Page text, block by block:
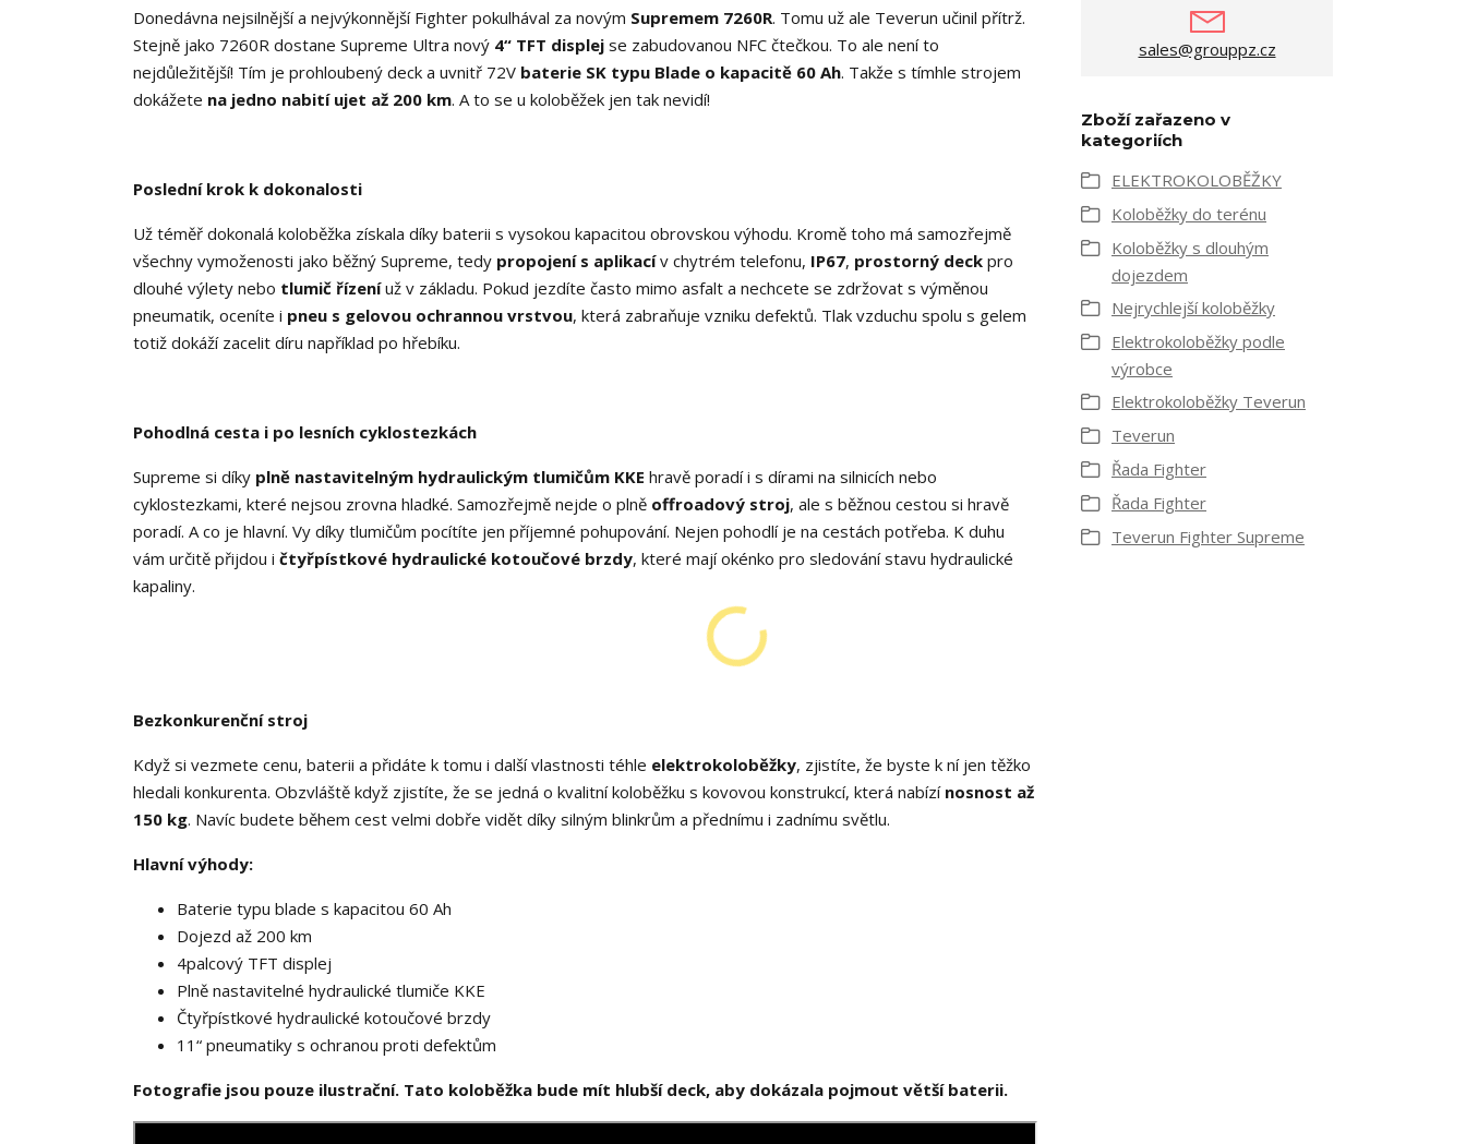
Donedávna nejsilnější a nejvýkonnější Fighter pokulhával za novým Supremem 7260R. Tomu už ale Teverun učinil přítrž.
Stejně jako 7260R dostane Supreme Ultra nový 4“ TFT displej se zabudovanou NFC čtečkou. To ale není to
nejdůležitější! Tím je prohloubený deck a uvnitř 72V baterie SK typu Blade o kapacitě 60 Ah. Takže s tímhle strojem
dokážete na jedno nabití ujet až 200 km. A to se u koloběžek jen tak nevidí!
Poslední krok k dokonalosti
Už téměř dokonalá koloběžka získala díky baterii s vysokou kapacitou obrovskou výhodu. Kromě toho má samozřejmě
všechny vymoženosti jako běžný Supreme, tedy propojení s aplikacív chytrém telefonu, IP67, prostorný deck pro
dlouhé výlety nebo tlumič řízeníuž v základu. Pokud jezdíte často mimo asfalt a nechcete se zdržovat s výměnou
pneumatik, oceníte i pneu s gelovou ochrannou vrstvou, která zabraňuje vzniku defektů. Tlak vzduchu spolu s gelem
totiž dokáží zacelit díru například po hřebíku.
Pohodlná cesta i po lesních cyklostezkách
Supreme si díky plně nastavitelným hydraulickým tlumičům KKE hravě poradí i s dírami na silnicích nebo
cyklostezkami, které nejsou zrovna hladké. Samozřejmě nejde o plně offroadový stroj, ale s běžnou cestou si hravě
poradí. A co je hlavní. Vy díky tlumičům pocítíte jen příjemné pohupování. Nejen pohodlí je na cestách potřeba. K duhu
vám určitě přijdou i čtyřpístkové hydraulické kotoučové brzdy, které mají okénko pro sledování stavu hydraulické
kapaliny.
Bezkonkurenční stroj
Když si vezmete cenu, baterii a přidáte k tomu i další vlastnosti téhle elektrokoloběžky, zjistíte, že byste k ní jen těžko
hledali konkurenta. Obzvláště když zjistíte, že se jedná o kvalitní koloběžku s kovovou konstrukcí, která nabízí nosnost až
150 kg. Navíc budete během cest velmi dobře vidět díky silným blinkrům a přednímu i zadnímu světlu.
Hlavní výhody:
Baterie typu blade s kapacitou 60 Ah
Dojezd až 200 km
4palcový TFT displej
Plně nastavitelné hydraulické tlumiče KKE
Čtyřpístkové hydraulické kotoučové brzdy
11“ pneumatiky s ochranou proti defektům
Fotografie jsou pouze ilustrační. Tato koloběžka bude mít hlubší deck, aby dokázala pojmout větší baterii.
sales@grouppz.cz
Zboží zařazeno v
kategoriích
ELEKTROKOLOBĚŽKY
Koloběžky do terénu
Koloběžky s dlouhým
dojezdem
Nejrychlejší koloběžky
Elektrokoloběžky podle
výrobce
Elektrokoloběžky Teverun
Teverun
Řada Fighter
Řada Fighter
Teverun Fighter Supreme